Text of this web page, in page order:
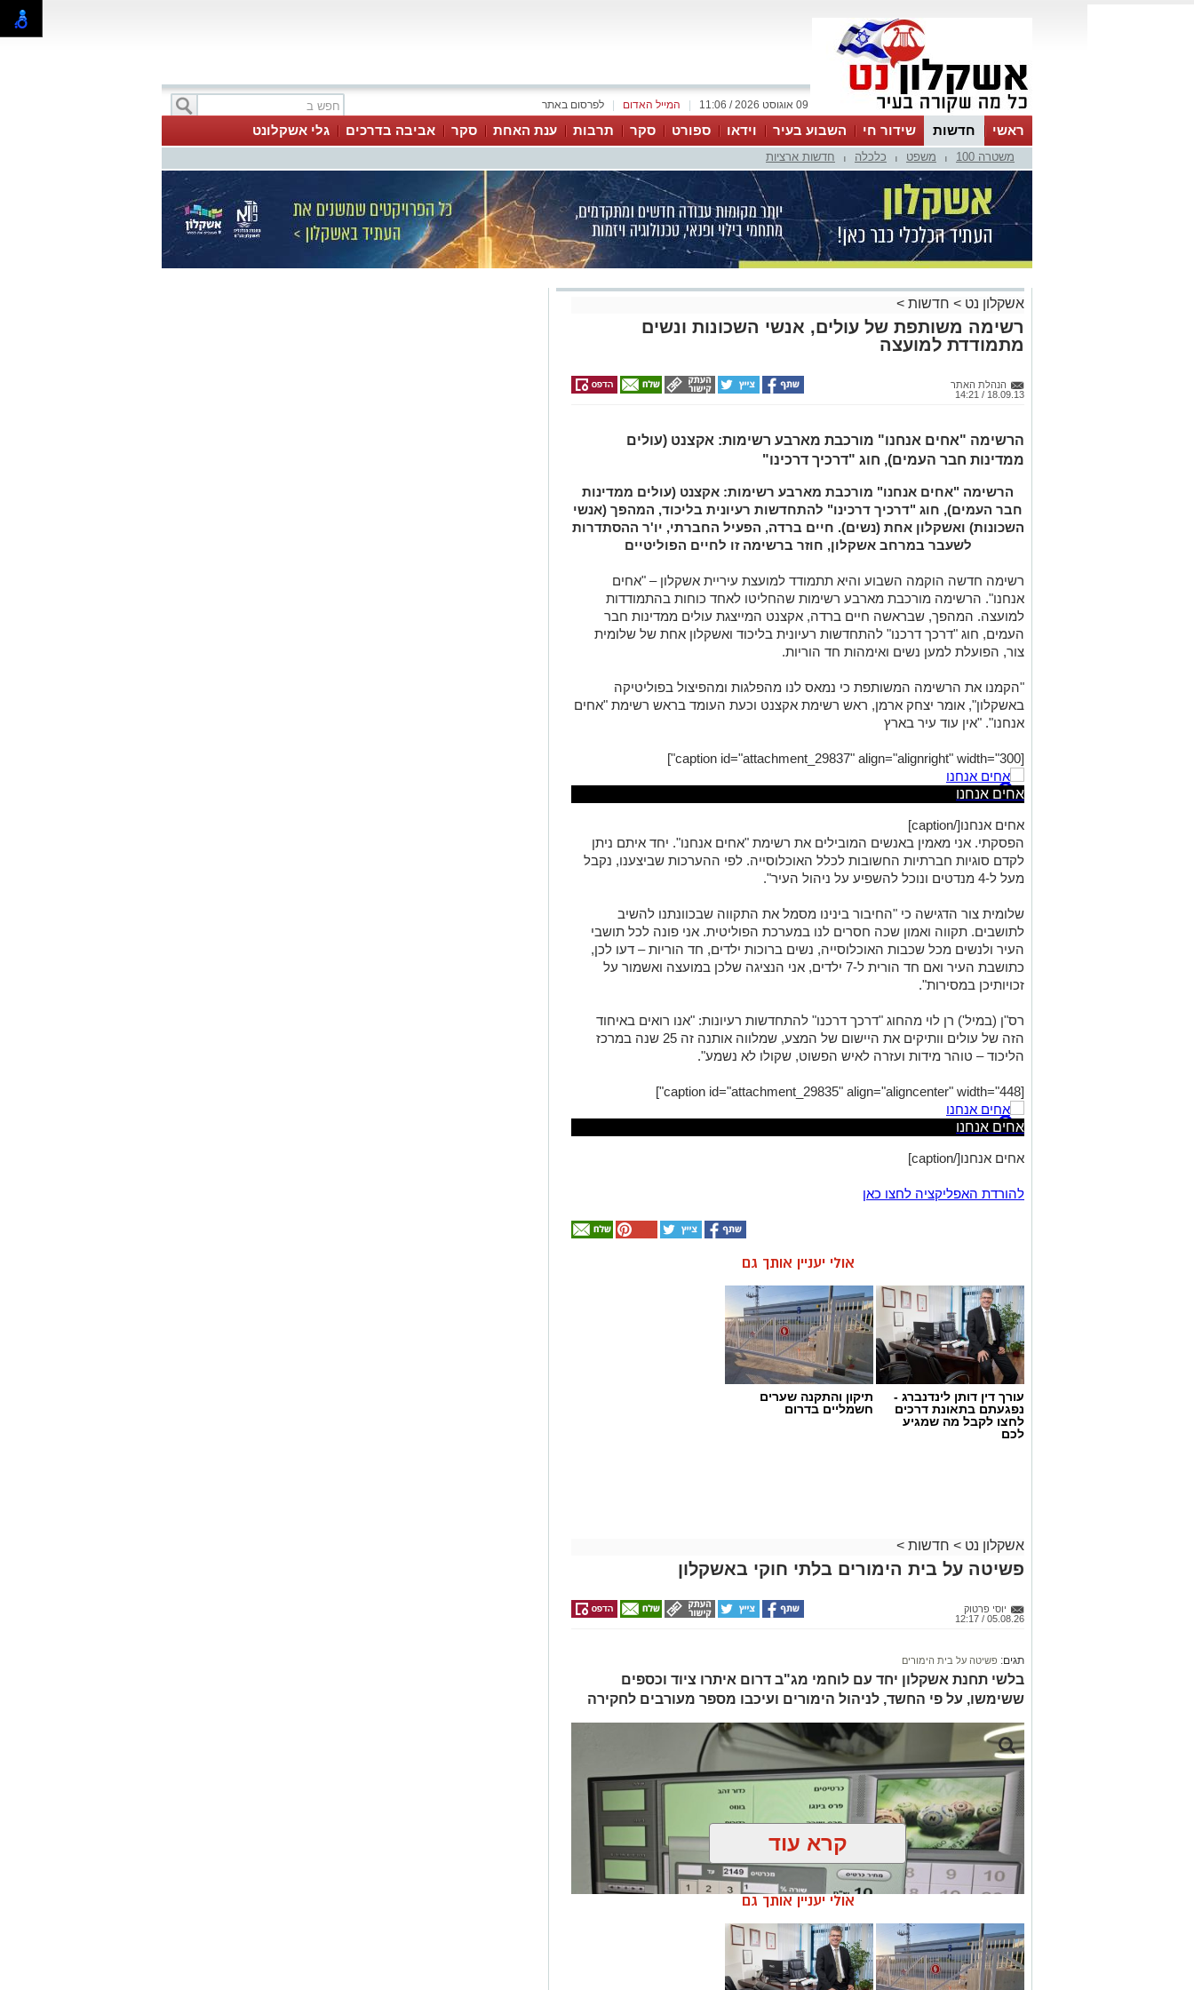
לפרסום באתר המייל האדום 09 אוגוסט 2026 / 11:06
ראשי חדשות שידור חי השבוע בעיר וידאו ספורט סקר תרבות ענת האחת סקר אביבה בדרכים גלי אשקלונט
משטרה 100 משפט כלכלה חדשות ארציות
אשקלון נט > חדשות >
רשימה משותפת של עולים, אנשי השכונות ונשים
מתמודדת למועצה
הנהלת האתר
18.09.13 / 14:21
הרשימה "אחים אנחנו" מורכבת מארבע רשימות: אקצנט (עולים
ממדינות חבר העמים), חוג "דרכיך דרכינו"
הרשימה "אחים אנחנו" מורכבת מארבע רשימות: אקצנט (עולים ממדינות
חבר העמים), חוג "דרכיך דרכינו" להתחדשות רעיונית בליכוד, המהפך (אנשי
השכונות) ואשקלון אחת (נשים). חיים ברדה, הפעיל החברתי, יו'ר ההסתדרות
לשעבר במרחב אשקלון, חוזר ברשימה זו לחיים הפוליטיים
רשימה חדשה הוקמה השבוע והיא תתמודד למועצת עיריית אשקלון – "אחים
אנחנו". הרשימה מורכבת מארבע רשימות שהחליטו לאחד כוחות בהתמודדות
למועצה. המהפך, שבראשה חיים ברדה, אקצנט המייצגת עולים ממדינות חבר
העמים, חוג "דרכך דרכנו" להתחדשות רעיונית בליכוד ואשקלון אחת של שלומית
צור, הפועלת למען נשים ואימהות חד הוריות.
"הקמנו את הרשימה המשותפת כי נמאס לנו מהפלגות ומהפיצול בפוליטיקה
באשקלון", אומר יצחק ארמן, ראש רשימת אקצנט וכעת העומד בראש רשימת "אחים
אנחנו". "אין עוד עיר בארץ
[caption id="attachment_29837" align="alignright" width="300"]
אחים אנחנו
אחים אנחנו[/caption]
הפסקתי. אני מאמין באנשים המובילים את רשימת "אחים אנחנו". יחד איתם ניתן
לקדם סוגיות חברתיות החשובות לכלל האוכלוסייה. לפי ההערכות שביצענו, נקבל
מעל ל-4 מנדטים ונוכל להשפיע על ניהול העיר".
שלומית צור הדגישה כי "החיבור בינינו מסמל את התקווה שבכוונתנו להשיב
לתושבים. תקווה ואמון שכה חסרים לנו במערכת הפוליטית. אני פונה לכל תושבי
העיר ולנשים מכל שכבות האוכלוסייה, נשים ברוכות ילדים, חד הוריות – דעו לכן,
כתושבת העיר ואם חד הורית ל-7 ילדים, אני הנציגה שלכן במועצה ואשמור על
זכויותיכן במסירות".
רס"ן (במיל') רן לוי מהחוג "דרכך דרכנו" להתחדשות רעיונות: "אנו רואים באיחוד
הזה של עולים וותיקים את היישום של המצע, שמלווה אותנה זה 25 שנה במרכז
הליכוד – טוהר מידות ועזרה לאיש הפשוט, שקולו לא נשמע".
[caption id="attachment_29835" align="aligncenter" width="448"]
אחים אנחנו
אחים אנחנו[/caption]
להורדת האפליקציה לחצו כאן
אולי יעניין אותך גם
עורך דין דותן לינדנברג -
נפגעתם בתאונת דרכים
לחצו לקבל מה שמגיע
לכם
תיקון והתקנה שערים
חשמליים בדרום
אשקלון נט > חדשות >
פשיטה על בית הימורים בלתי חוקי באשקלון
יוסי פרטוק
05.08.26 / 12:17
תגים: פשיטה על בית הימורים
בלשי תחנת אשקלון יחד עם לוחמי מג"ב דרום איתרו ציוד וכספים
ששימשו, על פי החשד, לניהול הימורים ועיכבו מספר מעורבים לחקירה
קרא עוד
אולי יעניין אותך גם